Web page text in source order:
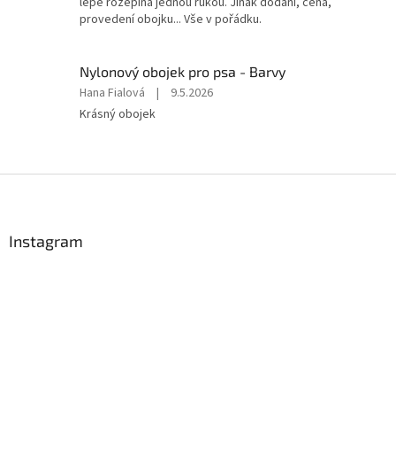
5
hvězdiček.
provedení obojku... Vše v pořádku.
Nylonový obojek pro psa - Barvy
Hodnocení
produktu
5
Hana Fialová |
9.5.2026
Krásný obojek
Instagram